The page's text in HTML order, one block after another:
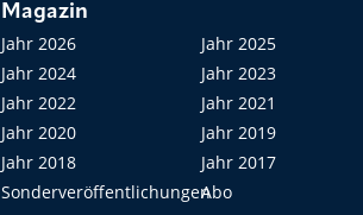
Magazin
Jahr 2026
Jahr 2025
Jahr 2024
Jahr 2023
Jahr 2022
Jahr 2021
Jahr 2020
Jahr 2019
Jahr 2018
Jahr 2017
SonderveröffentlichungenAbo